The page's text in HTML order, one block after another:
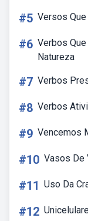
#5 Versos Que
#6 Verbos
Natureza
#7 Verbos
#8 Verbos
#9 Vencemos
#10 Vasos De
#11 Uso Da
#12